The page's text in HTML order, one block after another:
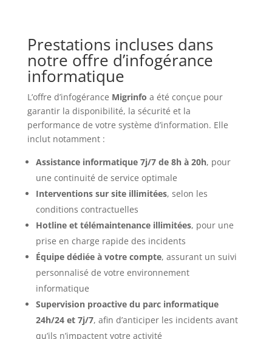
Prestations incluses dans
notre offre d’infogérance
informatique
L’offre d’infogérance Migrinfo a été conçue pour
garantir la disponibilité, la sécurité et la
performance de votre système d’information. Elle
inclut notamment :
Assistance informatique 7j/7 de 8h à 20h, pour
une continuité de service optimale
Interventions sur site illimitées, selon les
conditions contractuelles
Hotline et télémaintenance illimitées, pour une
prise en charge rapide des incidents
Équipe dédiée à votre compte, assurant un suivi
personnalisé de votre environnement
informatique
Supervision proactive du parc informatique
24h/24 et 7j/7, afin d’anticiper les incidents avant
qu’ils n’impactent votre activité